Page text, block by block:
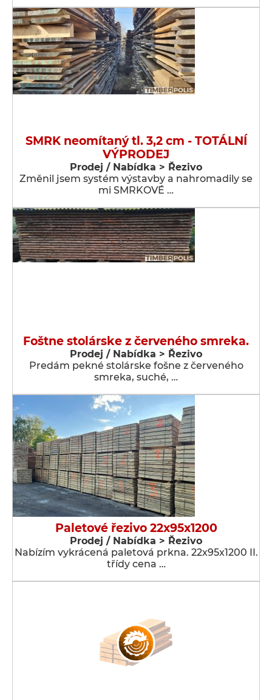
SMRK neomítaný tl. 3,2 cm - TOTÁLNÍ
VÝPRODEJ
Prodej / Nabídka > Řezivo
Změnil jsem systém výstavby a nahromadily se
mi SMRKOVÉ …
Foštne stolárske z červeného smreka.
Prodej / Nabídka > Řezivo
Predám pekné stolárske fošne z červeného
smreka, suché, …
Paletové řezivo 22x95x1200
Prodej / Nabídka > Řezivo
Nabízím vykrácená paletová prkna. 22x95x1200 II.
třídy cena …